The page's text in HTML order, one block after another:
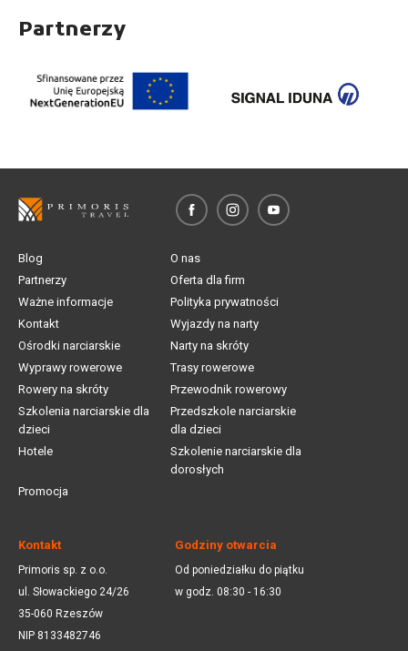
Partnerzy
Blog
O nas
Partnerzy
Oferta dla firm
Ważne informacje
Polityka prywatności
Kontakt
Wyjazdy na narty
Ośrodki narciarskie
Narty na skróty
Wyprawy rowerowe
Trasy rowerowe
Rowery na skróty
Przewodnik rowerowy
Szkolenia narciarskie dla
dzieci
Przedszkole narciarskie
dla dzieci
Hotele
Szkolenie narciarskie dla
dorosłych
Promocja
Kontakt
Primoris sp. z o.o.
ul. Słowackiego 24/26
35-060 Rzeszów
NIP 8133482746
Godziny otwarcia
Od poniedziałku do piątku
w godz. 08:30 - 16:30